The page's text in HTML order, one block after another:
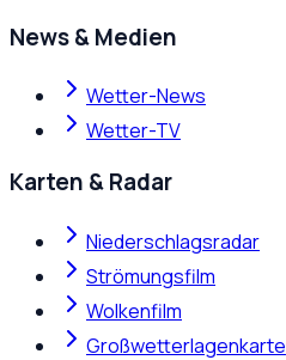
News & Medien
Wetter-News
Wetter-TV
Karten & Radar
Niederschlagsradar
Strömungsfilm
Wolkenfilm
Großwetterlagenkarte